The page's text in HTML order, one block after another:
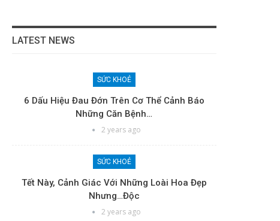
LATEST NEWS
SỨC KHOẺ
6 Dấu Hiệu Đau Đớn Trên Cơ Thể Cảnh Báo
Những Căn Bệnh…
2 years ago
SỨC KHOẺ
Tết Này, Cảnh Giác Với Những Loài Hoa Đẹp
Nhưng…độc
2 years ago